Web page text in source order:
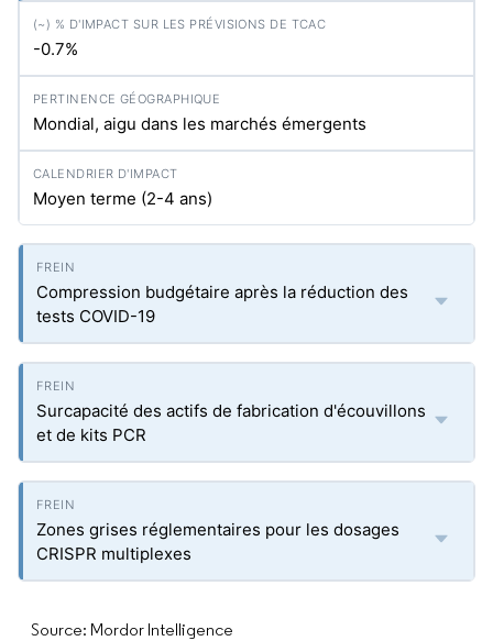
-0.7%
Mondial, aigu dans les marchés émergents
Moyen terme (2-4 ans)
Compression budgétaire après la réduction des
tests COVID-19
Surcapacité des actifs de fabrication d'écouvillons
et de kits PCR
Zones grises réglementaires pour les dosages
CRISPR multiplexes
Source: Mordor Intelligence